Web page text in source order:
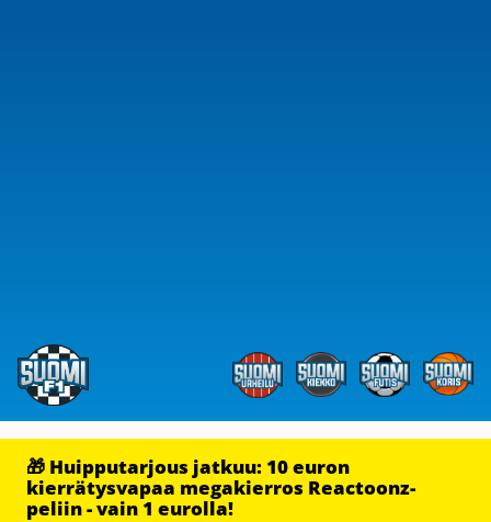
🎁 Huipputarjous jatkuu: 10 euron
kierrätysvapaa megakierros Reactoonz-
peliin - vain 1 eurolla!